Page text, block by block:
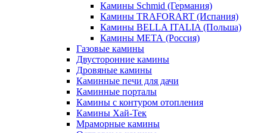
Камины Schmid (Германия)
Камины TRAFORART (Испания)
Камины BELLA ITALIA (Польша)
Камины МЕТА (Россия)
Газовые камины
Двусторонние камины
Дровяные камины
Каминные печи для дачи
Каминные порталы
Камины с контуром отопления
Камины Хай-Тек
Мраморные камины